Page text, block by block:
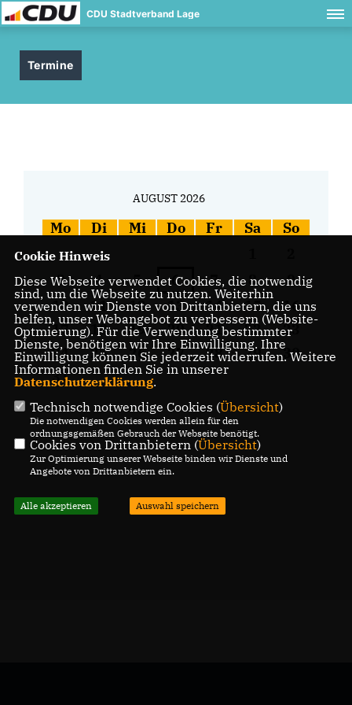
CDU Stadtverband Lage
Termine
AUGUST 2026
Mo Di Mi Do Fr Sa
So
3
4 5 6 7 8
9
10
11 12 13 14 15
16
17
18 19 20 21 22
23
24
25 26 27 28 29
30
31
Cookie Hinweis
Diese Webseite verwendet Cookies, die notwendig
sind, um die Webseite zu nutzen. Weiterhin
verwenden wir Dienste von Drittanbietern, die uns
helfen, unser Webangebot zu verbessern (Website-
Optmierung). Für die Verwendung bestimmter
Dienste, benötigen wir Ihre Einwilligung. Ihre
Einwilligung können Sie jederzeit widerrufen. Weitere
Informationen finden Sie in unserer
Datenschutzerklärung.
Technisch notwendige Cookies (Übersicht)
Die notwendigen Cookies werden allein für den
ordnungsgemäßen Gebrauch der Webseite benötigt.
Cookies von Drittanbietern (Übersicht)
Zur Optimierung unserer Webseite binden wir Dienste und
Angebote von Drittanbietern ein.
Alle akzeptieren Auswahl speichern